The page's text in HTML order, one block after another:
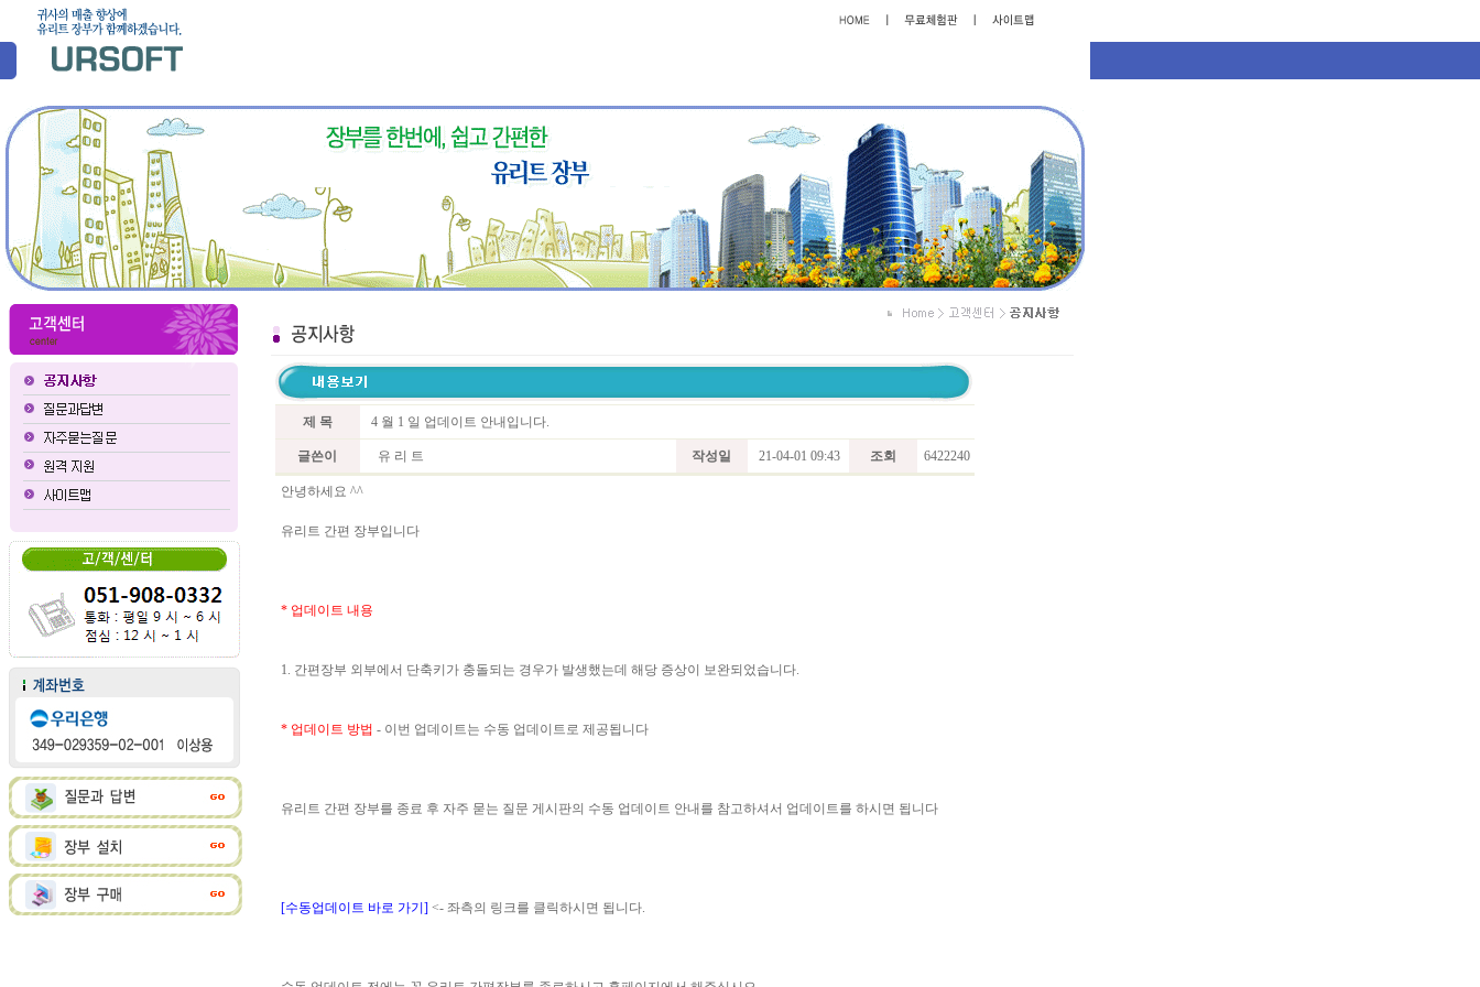
제 목 4 월 1 일 업데이트 안내입니다.
글쓴이 유 리 트 작성일 21-04-01 09:43 조회 6422240
안녕하세요 ^^
유리트 간편 장부입니다
* 업데이트 내용
1. 간편장부 외부에서 단축키가 충돌되는 경우가 발생했는데 해당 증상이 보완되었습니다.
* 업데이트 방법 - 이번 업데이트는 수동 업데이트로 제공됩니다
유리트 간편 장부를 종료 후 자주 묻는 질문 게시판의 수동 업데이트 안내를 참고하셔서 업데이트를 하시면 됩니다
[수동업데이트 바로 가기] <- 좌측의 링크를 클릭하시면 됩니다.